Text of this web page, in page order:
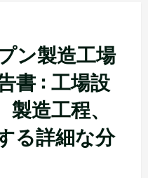
ン製造工場
書 : 工場設
造工程、
る詳細な分